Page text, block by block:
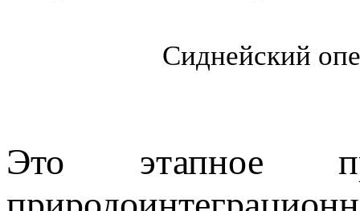
Сиднейский
Это этапное